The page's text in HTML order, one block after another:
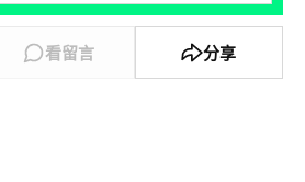
看留言 分享